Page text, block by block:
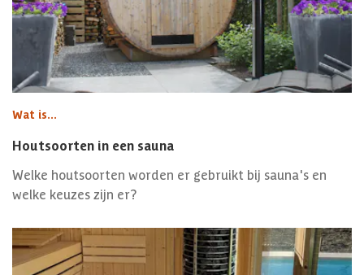
Wat is...
Houtsoorten in een sauna
Welke houtsoorten worden er gebruikt bij sauna's en
welke keuzes zijn er?